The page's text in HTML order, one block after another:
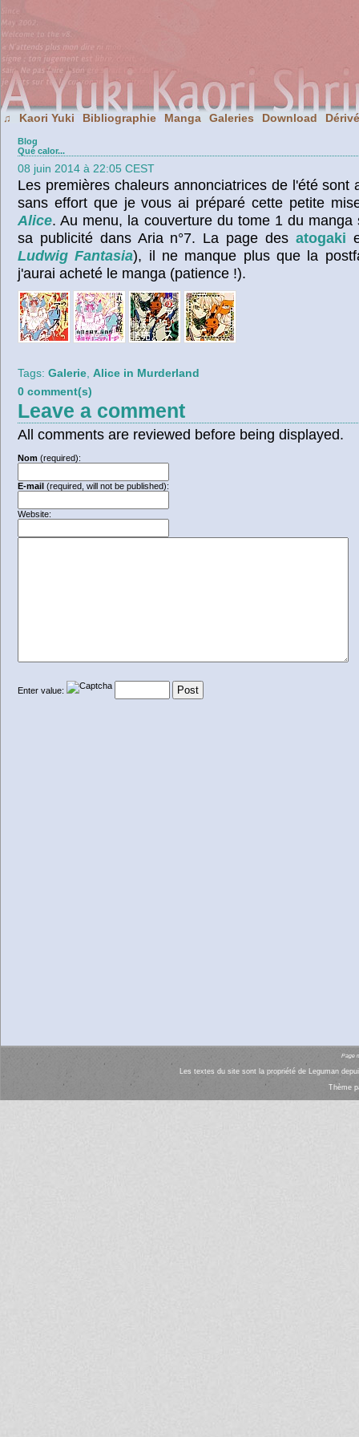
♫ Kaori Yuki Bibliographie Manga Galeries Download
Blog
Qué calor...
08 juin 2014 à 22:05 CEST
Les premières chaleurs annonciatrices de l'été sont
sans effort que je vous ai préparé cette petite
Alice. Au menu, la couverture du tome 1 du
sa publicité dans Aria n°7. La page des atogaki
Ludwig Fantasia), il ne manque plus que la
j'aurai acheté le manga (patience !).
Tags: Galerie, Alice in Murderland
0 comment(s)
Leave a comment
All comments are reviewed before being displayed.
Nom (required):
E-mail (required, will not be published):
Website:
Enter value:
Page
Les textes du site sont la propriété de Leguman
Thème